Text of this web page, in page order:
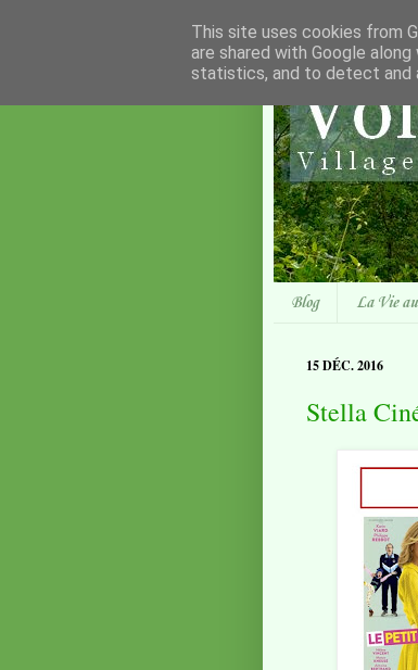
Blog La Vie
15 DÉC. 2016
Stella
This site uses cookies from
are shared with Google
statistics, and to detect and